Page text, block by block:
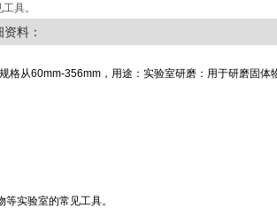
具。
料：
格从60mm-356mm，用途：实验室研磨：用于研磨固体
实验室的常见工具。‌